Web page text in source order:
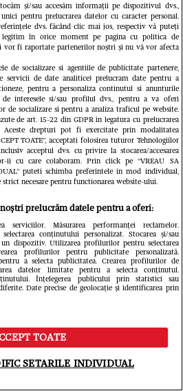
arată soția lui
Actorul a fost burlac
"Soția mea e
om care-mi
și/sau accesăm informații pe dispozitivul dvs.,
pentru prelucrarea datelor cu caracter personal.
dvs. făcând clic mai jos, respectiv vă puteți
în orice moment pe pagina cu politica de
vor fi raportate partenerilor noștri și nu vă vor afecta
de socializare si agentiile de publicitate partenere,
de date analitice) prelucram date pentru a
pentru a personaliza continutul si anunturile
interesele si/sau profilul dvs., pentru a va oferi
de socializare si pentru a analiza traficul pe website.
de art. 15-22 din GDPR in legatura cu prelucrarea
Aceste drepturi pot fi exercitate prin modalitatea
TOATE”, acceptati folosirea tuturor Tehnologiilor
acceptul dvs. cu privire la stocarea/accesarea
ii cu care colaboram. Prin click pe “VREAU SA
puteti schimba preferintele in mod individual,
necesare pentru functionarea website-ului.
prelucrăm datele pentru a oferi:
serviciilor. Măsurarea performanței reclamelor.
conținutului personalizat. Stocarea și/sau
dispozitiv. Utilizarea profilurilor pentru selectarea
profilurilor pentru publicitate personalizată.
a selecta publicitatea. Crearea profilurilor de
datelor limitate pentru a selecta conținutul.
Înțelegerea publicului prin statistici sau
Date precise de geolocație și identificarea prin
TOATE
SETARILE INDIVIDUAL